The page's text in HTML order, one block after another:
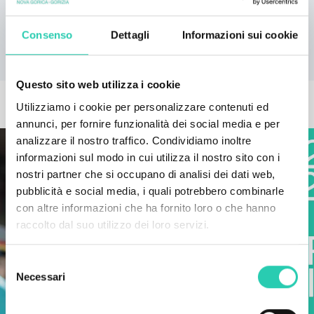
Consenso Dettagli Informazioni sui cookie
Questo sito web utilizza i cookie
Utilizziamo i cookie per personalizzare contenuti ed
annunci, per fornire funzionalità dei social media e per
analizzare il nostro traffico. Condividiamo inoltre
informazioni sul modo in cui utilizza il nostro sito con i
nostri partner che si occupano di analisi dei dati web,
pubblicità e social media, i quali potrebbero combinarle
con altre informazioni che ha fornito loro o che hanno
raccolto dal suo utilizzo dei loro servizi.
Selezione
delNecessari
La conferenza sarà trasmessa in streaming sulla
invitati!
ALTRE NEWS